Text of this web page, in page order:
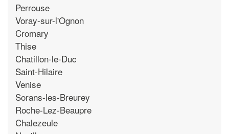
Perrouse
Voray-sur-l'Ognon
Cromary
Thise
Chatillon-le-Duc
Saint-Hilaire
Venise
Sorans-les-Breurey
Roche-Lez-Beaupre
Chalezeule